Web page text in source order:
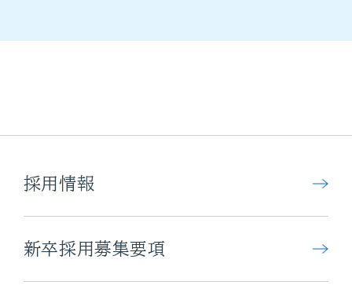
採用情報
新卒採用募集要項